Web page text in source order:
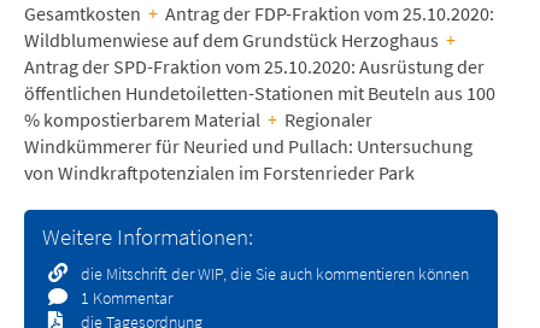
Gesamtkosten + Antrag der FDP-Fraktion vom 25.10.2020:
Wildblumenwiese auf dem Grundstück Herzoghaus +
Antrag der SPD-Fraktion vom 25.10.2020: Ausrüstung der
öffentlichen Hundetoiletten-Stationen mit Beuteln aus 100
% kompostierbarem Material + Regionaler
Windkümmerer für Neuried und Pullach: Untersuchung
von Windkraftpotenzialen im Forstenrieder Park
Weitere Informationen:
die Mitschrift der WIP, die Sie auch kommentieren können
1 Kommentar
die Tagesordnung